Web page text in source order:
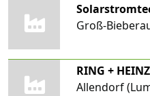
Groß-
RING +
Allendorf